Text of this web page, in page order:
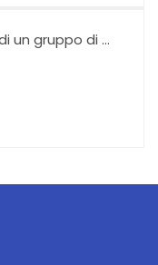
un gruppo di …